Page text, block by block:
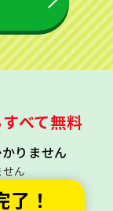
べて無料
りません
ん
了！